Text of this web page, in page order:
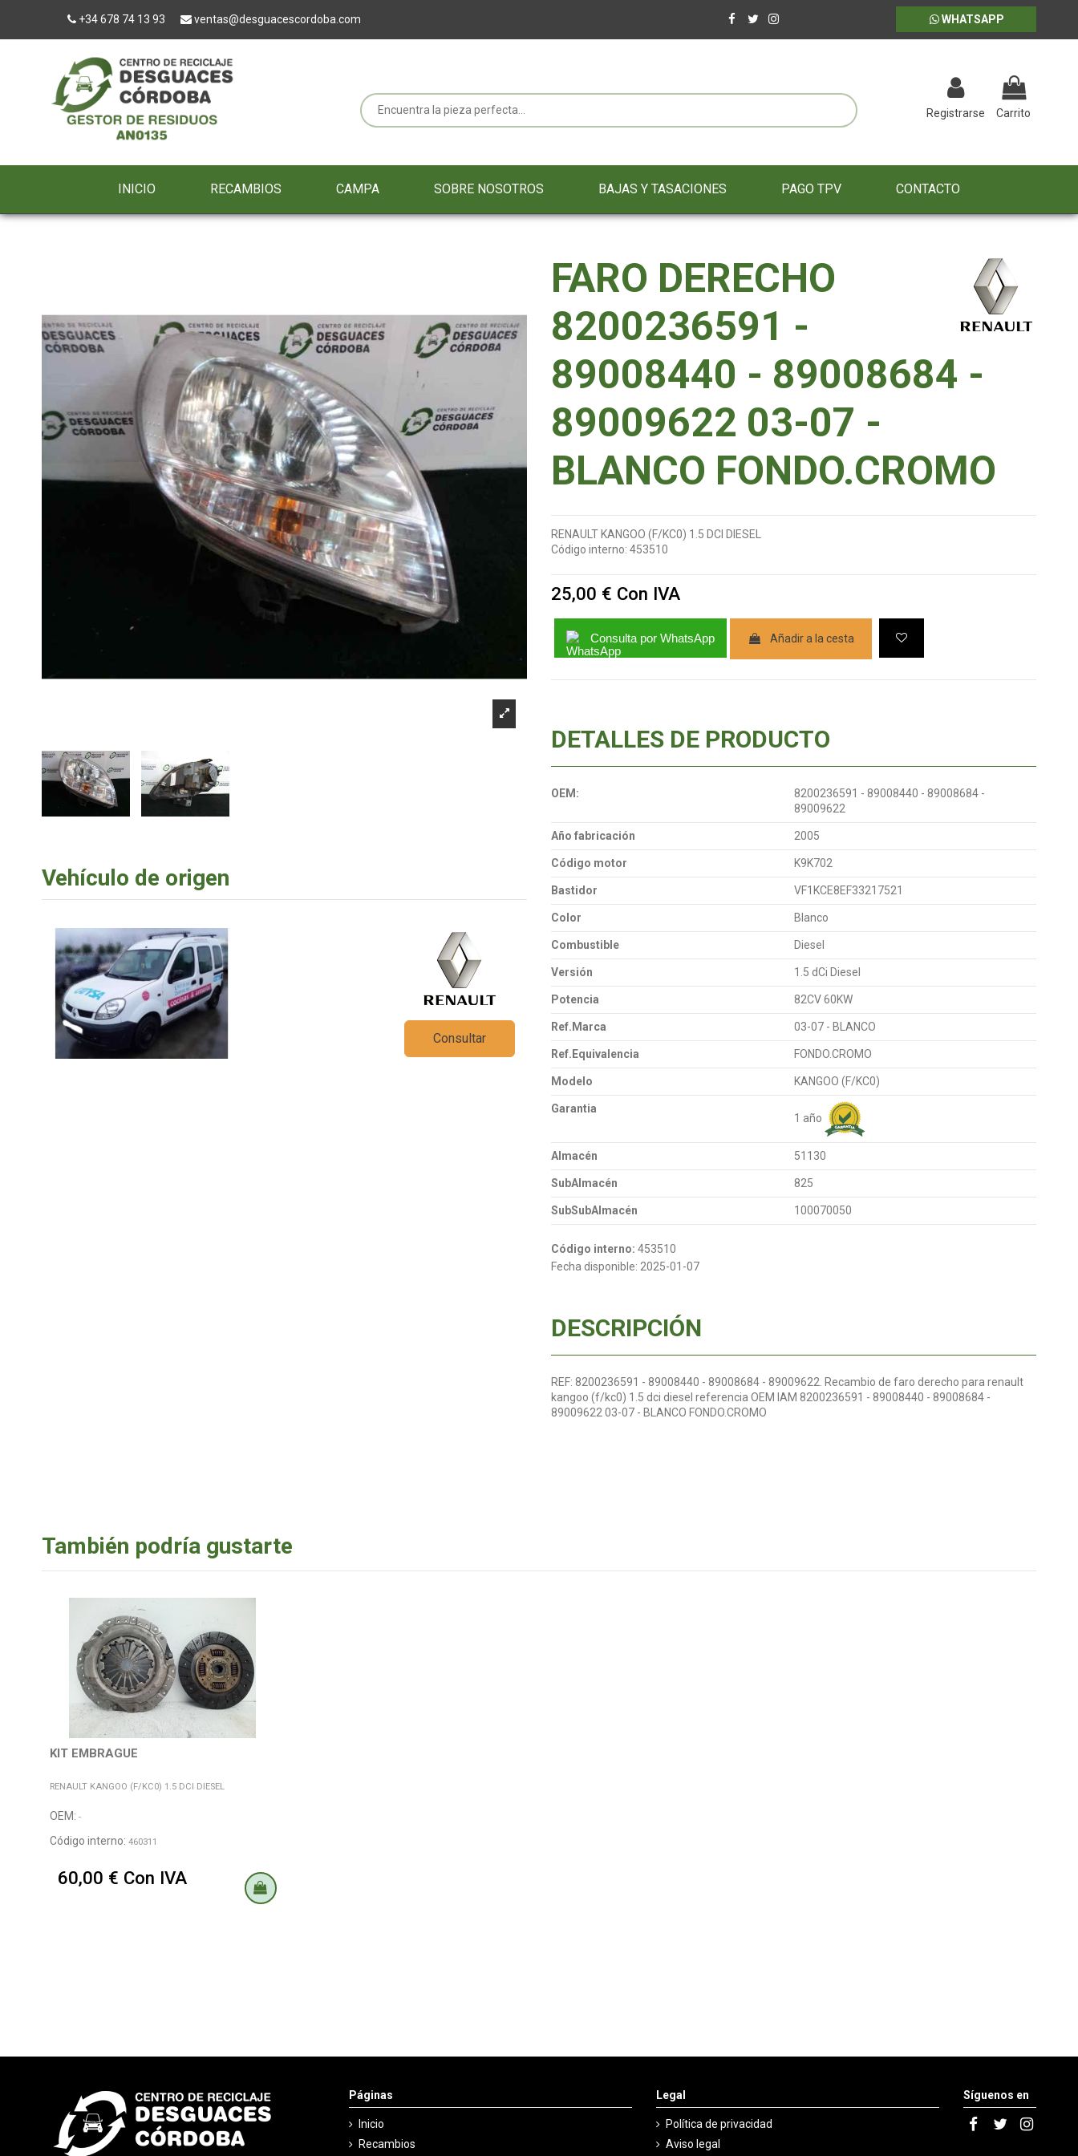
+34 678 74 13 93 ventas@desguacescordoba.com WHATSAPP
Registrarse Carrito
INICIO RECAMBIOS CAMPA SOBRE NOSOTROS BAJAS Y TASACIONES PAGO TPV CONTACTO
Vehículo de origen
Consultar
FARO DERECHO
8200236591 -
89008440 - 89008684 -
89009622 03-07 -
BLANCO FONDO.CROMO
RENAULT KANGOO (F/KC0) 1.5 DCI DIESEL
Código interno: 453510
25,00 € Con IVA
Consulta por WhatsApp Añadir a la cesta
DETALLES DE PRODUCTO
OEM:
8200236591 - 89008440 - 89008684 -
89009622
Año fabricación 2005
Código motor K9K702
Bastidor VF1KCE8EF33217521
Color Blanco
Combustible Diesel
Versión 1.5 dCi Diesel
Potencia 82CV 60KW
Ref.Marca 03-07 - BLANCO
Ref.Equivalencia FONDO.CROMO
Modelo KANGOO (F/KC0)
Garantia
1 año
Almacén 51130
SubAlmacén 825
SubSubAlmacén 100070050
Código interno: 453510
Fecha disponible: 2025-01-07
DESCRIPCIÓN
REF: 8200236591 - 89008440 - 89008684 - 89009622. Recambio de faro derecho para renault
kangoo (f/kc0) 1.5 dci diesel referencia OEM IAM 8200236591 - 89008440 - 89008684 -
89009622 03-07 - BLANCO FONDO.CROMO
También podría gustarte
KIT EMBRAGUE
RENAULT KANGOO (F/KC0) 1.5 DCI DIESEL
OEM: -
Código interno: 460311
60,00 € Con IVA
Páginas
Inicio
Recambios
Legal
Política de privacidad
Aviso legal
Síguenos en